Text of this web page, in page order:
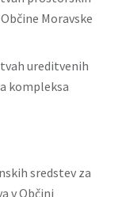
Moravske
ureditvenih
kompleksa
sredstev za
v Občini